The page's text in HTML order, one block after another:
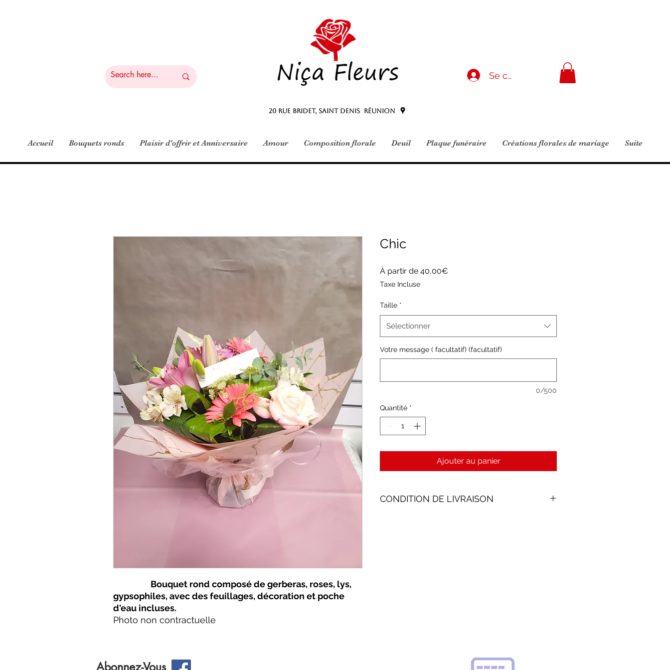
Se connecter
20 Rue Bridet, Saint Denis Réunion
Accueil Bouquets ronds Plaisir d'offrir et Anniversaire Amour Composition florale Deuil Plaque funéraire Créations florales de mariage Suite
Bouquet rond composé de gerberas, roses, lys,
gypsophiles, avec desfeuillages, décoration et poche
d'eau incluses.
Photo non contractuelle
Chic
À partir de 40,00€
Taxe Incluse
Taille *
Sélectionner
Votre message ( facultatif) (facultatif)
0/500
Quantité *
Ajouter au panier
CONDITION DE LIVRAISON
Abonnez-Vous